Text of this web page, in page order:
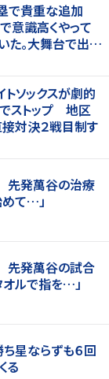
で貴重な追加
意識高くやって
た。大舞台で出た
ソックスが劇的
ストップ 地区
対決２戦目制す
先発萬谷の治療
て…」
先発萬谷の試合
ルで指を…」
星ならずも６回
る